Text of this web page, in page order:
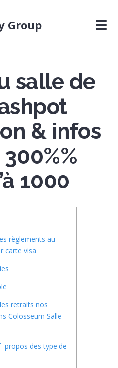
Group
salle de
& infos
1000
règlements au
carte visa
retraits nos
Colosseum Salle
propos des type de